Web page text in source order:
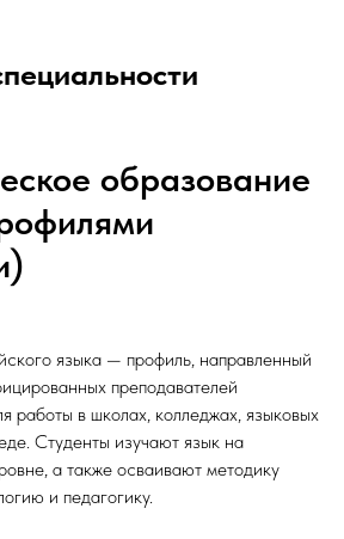
образование
языка — профиль, направленный
преподавателей
работы в школах, колледжах, языковых
Студенты изучают язык на
а также осваивают методику
и педагогику.